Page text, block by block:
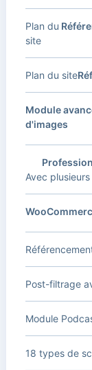
Plan du
site
Plan du site
Module
d'images
Avec
Post-filtrage
Module
18 types de